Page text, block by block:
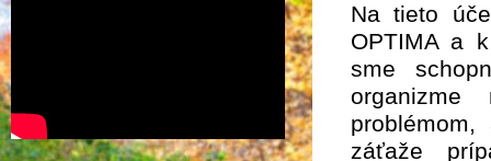
Na tieto
OPTIMA a
sme
organizme
záťaže